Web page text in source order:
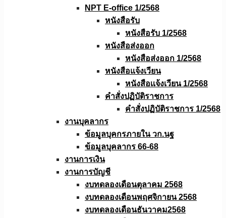
NPT E-office 1/2568
หนังสือรับ
หนังสือรับ 1/2568
หนังสือส่งออก
หนังสือส่งออก 1/2568
หนังสือแจ้งเวียน
หนังสือเเจ้งเวียน 1/2568
คำสั่งปฏิบัติราชการ
คำสั่งปฏิบัติราชการ 1/2568
งานบุคลากร
ข้อมูลบุคกรภายใน วก.นฐ
ข้อมูลบุคลากร 66-68
งานการเงิน
งานการบัญชี
งบทดลองเดือนตุลาคม 2568
งบทดลองเดือนพฤศจิกายน 2568
งบทดลองเดือนธันวาคม2568